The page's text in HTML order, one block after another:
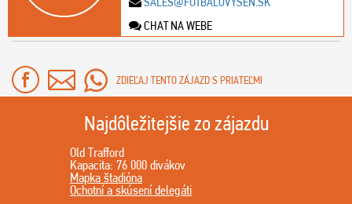
CHAT NA WEBE
ZDIEĽAJ TENTO ZÁJAZD S PRIATEĽMI
Najdôležitejšie zo zájazdu
Old Trafford
Kapacita: 76 000 divákov
Mapka štadióna
Ochotní a skúsení delegáti